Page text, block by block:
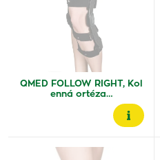
QMED FOLLOW RIGHT, Kol
enná ortéza…